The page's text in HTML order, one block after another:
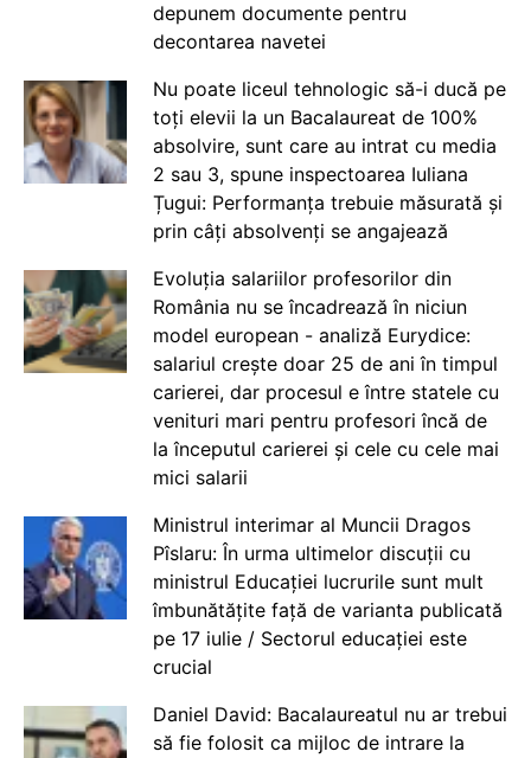
depunem documente pentru
decontarea navetei
Nu poate liceul tehnologic să-i ducă pe
toți elevii la un Bacalaureat de 100%
absolvire, sunt care au intrat cu media
2 sau 3, spune inspectoarea Iuliana
Țugui: Performanța trebuie măsurată și
prin câți absolvenți se angajează
Evoluția salariilor profesorilor din
România nu se încadrează în niciun
model european - analiză Eurydice:
salariul crește doar 25 de ani în timpul
carierei, dar procesul e între statele cu
venituri mari pentru profesori încă de
la începutul carierei și cele cu cele mai
mici salarii
Ministrul interimar al Muncii Dragos
Pîslaru: În urma ultimelor discuții cu
ministrul Educației lucrurile sunt mult
îmbunătățite față de varianta publicată
pe 17 iulie / Sectorul educației este
crucial
Daniel David: Bacalaureatul nu ar trebui
să fie folosit ca mijloc de intrare la